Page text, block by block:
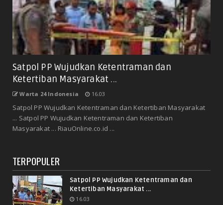
Satpol PP Wujudkan Ketentraman dan
Ketertiban Masyarakat ...
Warta 24 Indonesia 16.03
Satpol PP Wujudkan Ketentraman dan Ketertiban Masyarakat
... Satpol PP Wujudkan Ketentraman dan Ketertiban
Masyarakat ... RiauOnline.co.id ...
TERPOPULER
Satpol PP Wujudkan Ketentraman dan
Ketertiban Masyarakat ...
16.03